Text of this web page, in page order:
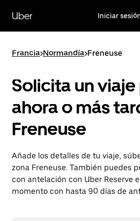
contenido
principal
Uber Iniciar
Francia>Normandía>Freneuse
Solicita un viaje
ahora o más
Freneuse
Añade los detalles de tu viaje,
zona Freneuse. También puedes
con antelación con Uber Reserve
momento con hasta 90 días de